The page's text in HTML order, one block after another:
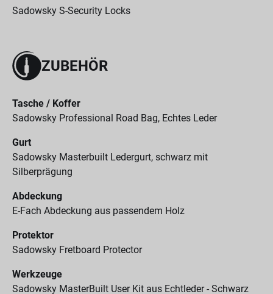
Sadowsky S-Security Locks
ZUBEHÖR
Tasche / Koffer
Sadowsky Professional Road Bag, Echtes Leder
Gurt
Sadowsky Masterbuilt Ledergurt, schwarz mit
Silberprägung
Abdeckung
E-Fach Abdeckung aus passendem Holz
Protektor
Sadowsky Fretboard Protector
Werkzeuge
Sadowsky MasterBuilt User Kit aus Echtleder - Schwarz